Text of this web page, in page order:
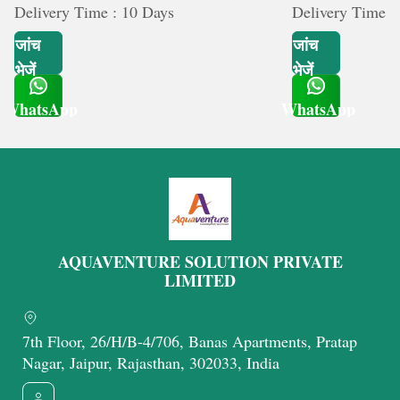
Delivery Time : 10 Days
जांच
भेजें
WhatsApp
Delivery Time :
जांच
भेजें
WhatsApp
AQUAVENTURE SOLUTION PRIVATE
LIMITED
7th Floor, 26/H/B-4/706, Banas Apartments, Pratap
Nagar, Jaipur, Rajasthan, 302033, India